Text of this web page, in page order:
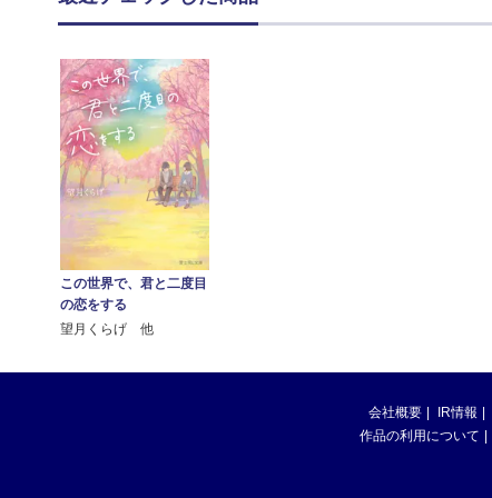
この世界で、君と二度目
の恋をする
望月くらげ 他
会社概要 IR情報
作品の利用について